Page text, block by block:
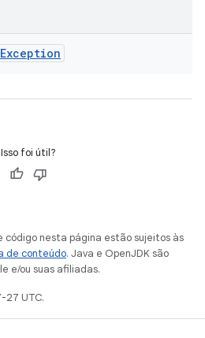
Exception
Isso foi útil?
código nesta página estão sujeitos às
de conteúdo. Java e OpenJDK são
e/ou suas afiliadas.
UTC.